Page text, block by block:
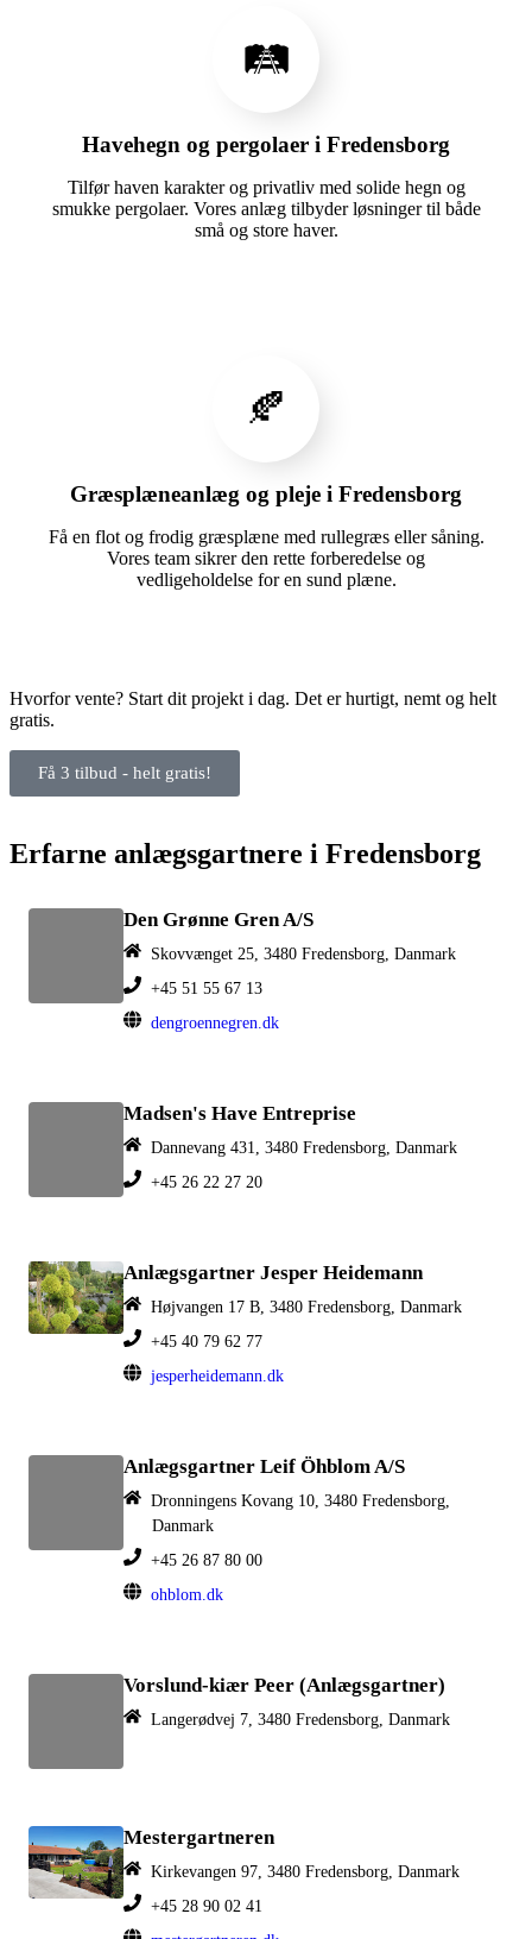
🛤️
Havehegn og pergolaer i Fredensborg
Tilfør haven karakter og privatliv med solide hegn og
smukke pergolaer. Vores anlæg tilbyder løsninger til både
små og store haver.
🍂
Græsplæneanlæg og pleje i Fredensborg
Få en flot og frodig græsplæne med rullegræs eller såning.
Vores team sikrer den rette forberedelse og
vedligeholdelse for en sund plæne.
Hvorfor vente? Start dit projekt i dag. Det er hurtigt, nemt og helt
gratis.
Få 3 tilbud - helt gratis!
Erfarne anlægsgartnere i Fredensborg
Den Grønne Gren A/S
Skovvænget 25, 3480 Fredensborg, Danmark
+45 51 55 67 13
dengroennegren.dk
Madsen's Have Entreprise
Dannevang 431, 3480 Fredensborg, Danmark
+45 26 22 27 20
Anlægsgartner Jesper Heidemann
Højvangen 17 B, 3480 Fredensborg, Danmark
+45 40 79 62 77
jesperheidemann.dk
Anlægsgartner Leif Öhblom A/S
Dronningens Kovang 10, 3480 Fredensborg,
Danmark
+45 26 87 80 00
ohblom.dk
Vorslund-kiær Peer (Anlægsgartner)
Langerødvej 7, 3480 Fredensborg, Danmark
Mestergartneren
Kirkevangen 97, 3480 Fredensborg, Danmark
+45 28 90 02 41